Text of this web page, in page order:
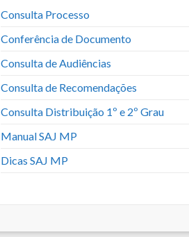
Consulta Processo
Conferência de Documento
Consulta de Audiências
Consulta de Recomendações
Consulta Distribuição 1º e 2º Grau
Manual SAJ MP
Dicas SAJ MP